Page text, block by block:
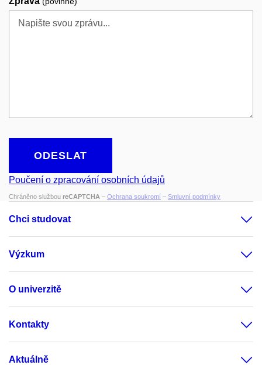
ODESLAT
Poučení o zpracování osobních údajů
Chráněno službou reCAPTCHA – Ochrana soukromí – Smluvní podmínky
Chci studovat
Výzkum
O univerzitě
Kontakty
Aktuálně